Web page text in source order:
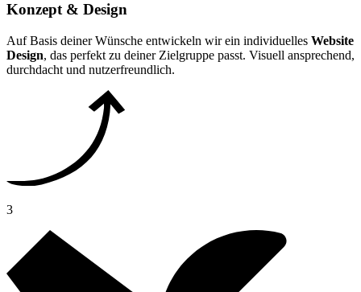
Konzept & Design
Auf Basis deiner Wünsche entwickeln wir ein individuelles Website
Design, das perfekt zu deiner Zielgruppe passt. Visuell ansprechend,
durchdacht und nutzerfreundlich.
3